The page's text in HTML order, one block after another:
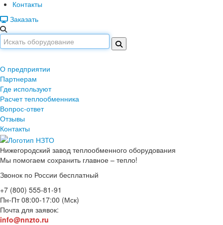
Контакты
Заказать
О предприятии
Партнерам
Где используют
Расчет теплообменника
Вопрос-ответ
Отзывы
Контакты
Нижегородский завод теплообменного оборудования
Мы помогаем сохранить главное – тепло!
Звонок по России бесплатный
+7 (800) 555-81-91
Пн-Пт 08:00-17:00 (Мск)
Почта для заявок:
info@nnzto.ru